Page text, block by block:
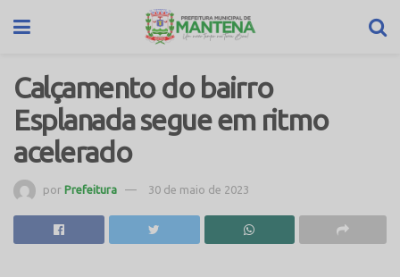
Calçamento do bairro
Esplanada segue em ritmo
acelerado
por Prefeitura 30 de maio de 2023